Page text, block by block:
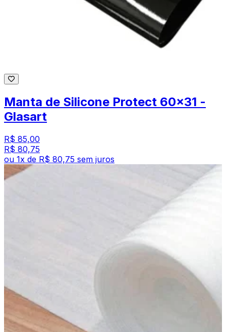
Manta de Silicone Protect 60x31 -
Glasart
R$ 85,00
R$ 80,75
ou 1x de R$ 80,75 sem juros